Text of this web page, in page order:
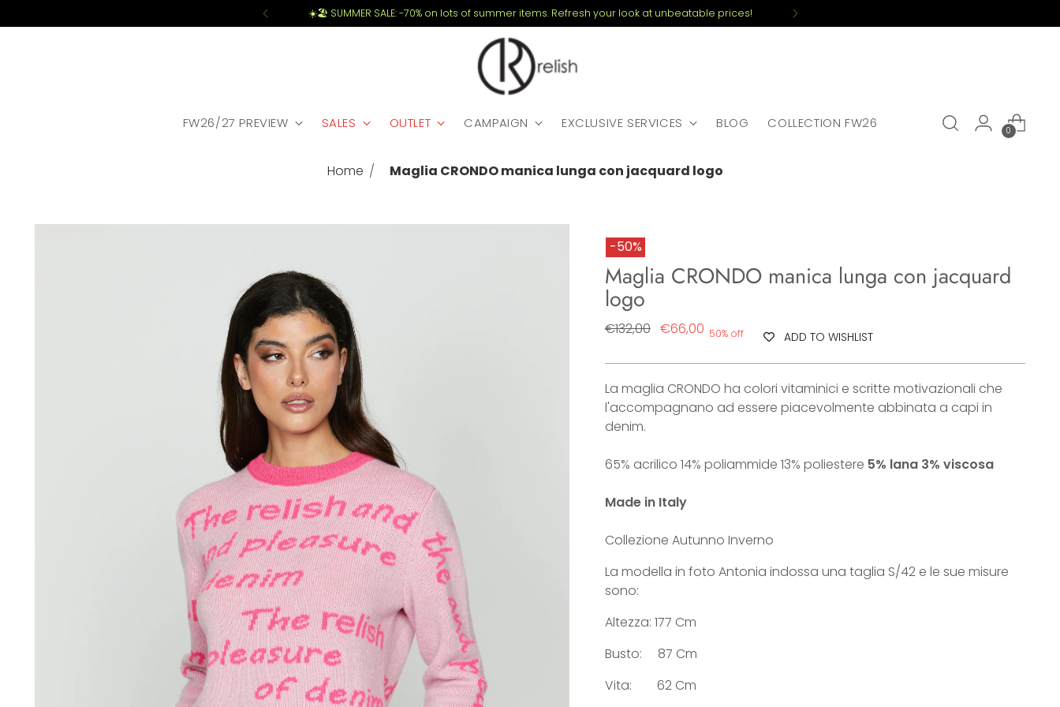
☀️🏖️ SUMMER SALE: -70% on lots of summer items. Refresh your look at unbeatable prices!
FW26/27 PREVIEW SALES OUTLET CAMPAIGN EXCLUSIVE SERVICES BLOG COLLECTION FW26 0
Home Maglia CRONDO manica lunga con jacquard logo
-50%
Maglia CRONDO manica lunga con jacquard
logo
Regular
€132,00 €66,00 50% off ADD TO WISHLIST
La maglia CRONDO ha colori vitaminici e scritte motivazionali che
l'accompagnano ad essere piacevolmente abbinata a capi in
denim.
65% acrilico 14% poliammide 13% poliestere 5% lana 3% viscosa
Made in Italy
Collezione Autunno Inverno
La modella in foto Antonia indossa una taglia S/42 e le sue misure
sono:
Altezza: 177 Cm
Busto: 87 Cm
Vita: 62 Cm